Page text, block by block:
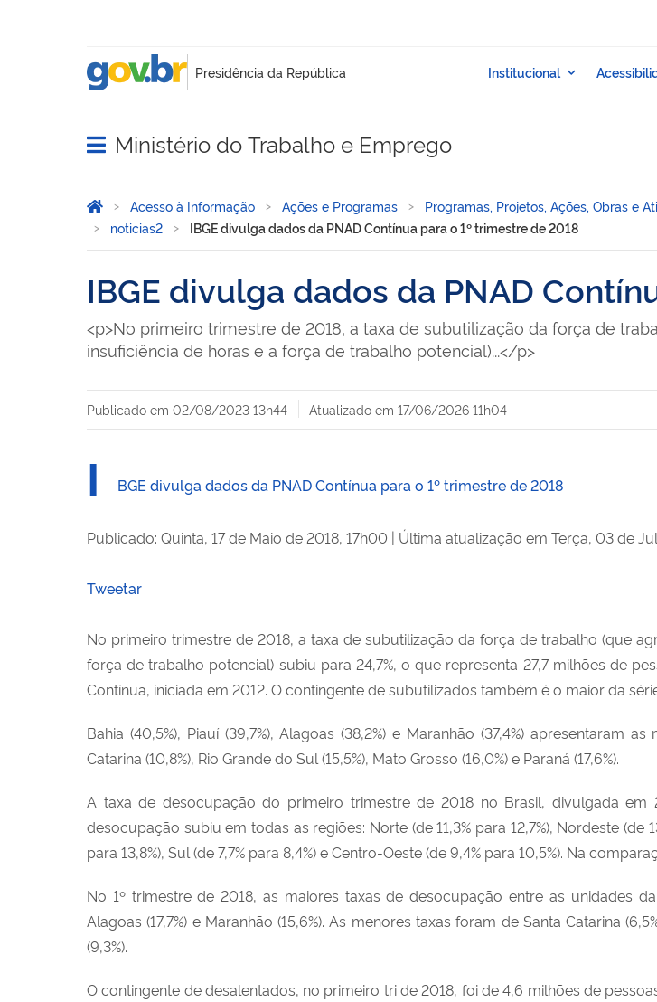
Abrir menu principal de navegação
Ministério do Trabalho e Emprego
Você está aqui:
Página Inicial
Acesso à Informação Ações e Programas Programas, Projetos, Ações, Obras e
noticias2
IBGE divulga dados da PNAD Contínua para o 1º trimestre de 2018
IBGE divulga dados da PNAD
<p>No primeiro trimestre de 2018, a taxa de subutilização da força de
insuficiência de horas e a força de trabalho potencial)...</p>
Publicado em 02/08/2023 13h44 Atualizado em 17/06/2026 11h04
I BGE divulga dados da PNAD Contínua para o 1º trimestre de 2018
Publicado: Quinta, 17 de Maio de 2018, 17h00 | Última atualização em Terça, 03 de
Tweetar
No primeiro trimestre de 2018, a taxa de subutilização da força de trabalho (que
força de trabalho potencial) subiu para 24,7%, o que representa 27,7 milhões de
Contínua, iniciada em 2012. O contingente de subutilizados também é o maior da
Bahia (40,5%), Piauí (39,7%), Alagoas (38,2%) e Maranhão (37,4%)
Catarina (10,8%), Rio Grande do Sul (15,5%), Mato Grosso (16,0%) e Paraná (17,6%).
A taxa de desocupação do primeiro trimestre de 2018 no Brasil, divulgada
desocupação subiu em todas as regiões: Norte (de 11,3% para 12,7%), Nordeste (de
para 13,8%), Sul (de 7,7% para 8,4%) e Centro-Oeste (de 9,4% para 10,5%). Na
No 1º trimestre de 2018, as maiores taxas de desocupação entre as unidades da
Alagoas (17,7%) e Maranhão (15,6%). As menores taxas foram de Santa Catarina
(9,3%).
O contingente de desalentados, no primeiro tri de 2018, foi de 4,6 milhões de